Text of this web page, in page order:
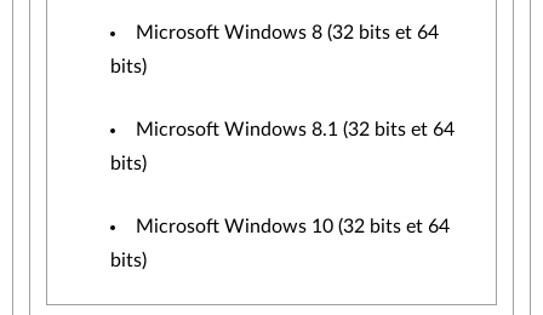
Microsoft Windows 8 (32 bits et 64
bits)
Microsoft Windows 8.1 (32 bits et 64
bits)
Microsoft Windows 10 (32 bits et 64
bits)